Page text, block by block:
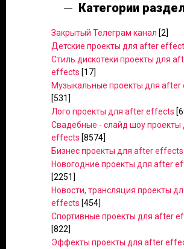
Категории
Закрытый Телеграм канал [2]
Детские проекты для after
Стиль дискотеки проекты для
effects [17]
Музыкальные проекты для after
[531]
Лого проекты для after effects
Свадебные - слайд шоу проекты
effects [8574]
Бизнес проекты для after effects
Новогодние проекты для after
[2251]
Новости, трансляция проекты
effects [454]
Спортивные проекты для after
[822]
Эффекты проекты для after